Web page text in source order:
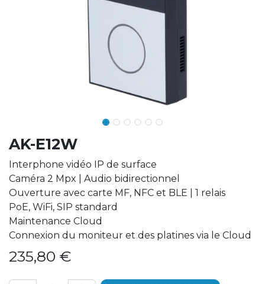
AK-E12W
Interphone vidéo IP de surface
Caméra 2 Mpx | Audio bidirectionnel
Ouverture avec carte MF, NFC et BLE | 1 relais
PoE, WiFi, SIP standard
Maintenance Cloud
Connexion du moniteur et des platines via le Cloud
235,80 €